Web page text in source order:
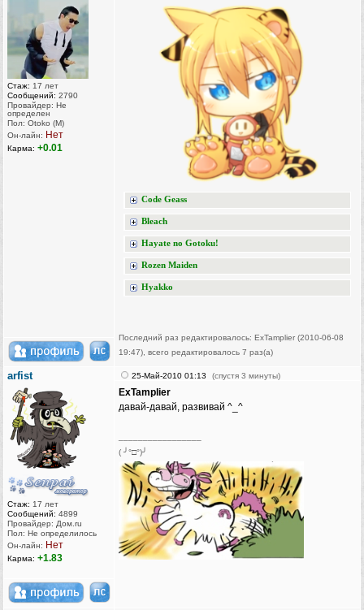
Стаж: 17 лет
Сообщений: 2790
Провайдер: Не
определен
Пол: Otoko (M)
Он-лайн: Нет
Карма: +0.01
Code Geass
Bleach
Hayate no Gotoku!
Rozen Maiden
Hyakko
Последний раз редактировалось: ExTamplier (2010-06-08
19:47), всего редактировалось 7 раз(а)
arfist
Стаж: 17 лет
Сообщений: 4899
Провайдер: Дом.ru
Пол: Не определилось
Он-лайн: Нет
Карма: +1.83
25-Май-2010 01:13 (спустя 3 минуты)
ExTamplier
давай-давай, развивай ^_^
( ╯°□°)╯